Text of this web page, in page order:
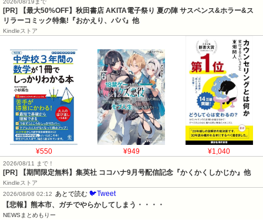
2026/08/19まで
[PR] 【最大50%OFF】秋田書店 AKITA電子祭り 夏の陣 サスペンス&ホラー&ス
リラーコミック特集!『おかえり、パパ』他
Kindleストア
¥550 ¥949 ¥1,040
2026/08/11 まで！
[PR] 【期間限定無料】集英社 ココハナ9月号配信記念『かくかくしかじか』他
Kindleストア
2026/08/08 02:12
あとで読む 🐦Tweet
【悲報】熊本市、ガチでやらかしてしまう・・・・
NEWSまとめもりー